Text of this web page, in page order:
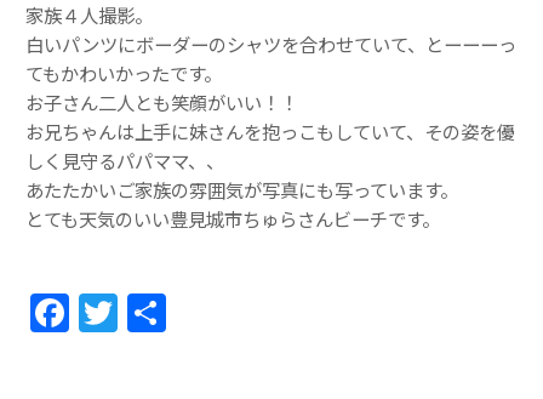
家族４人撮影。
白いパンツにボーダーのシャツを合わせていて、とーーーっ
てもかわいかったです。
お子さん二人とも笑顔がいい！！
お兄ちゃんは上手に妹さんを抱っこもしていて、その姿を優
しく見守るパパママ、、
あたたかいご家族の雰囲気が写真にも写っています。
とても天気のいい豊見城市ちゅらさんビーチです。
F
a
T
w